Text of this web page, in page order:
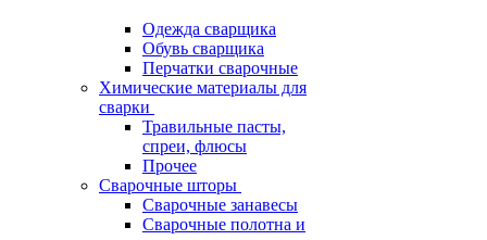
Одежда сварщика
Обувь сварщика
Перчатки сварочные
Химические материалы для
сварки
Травильные пасты,
спреи, флюсы
Прочее
Сварочные шторы
Сварочные занавесы
Сварочные полотна и